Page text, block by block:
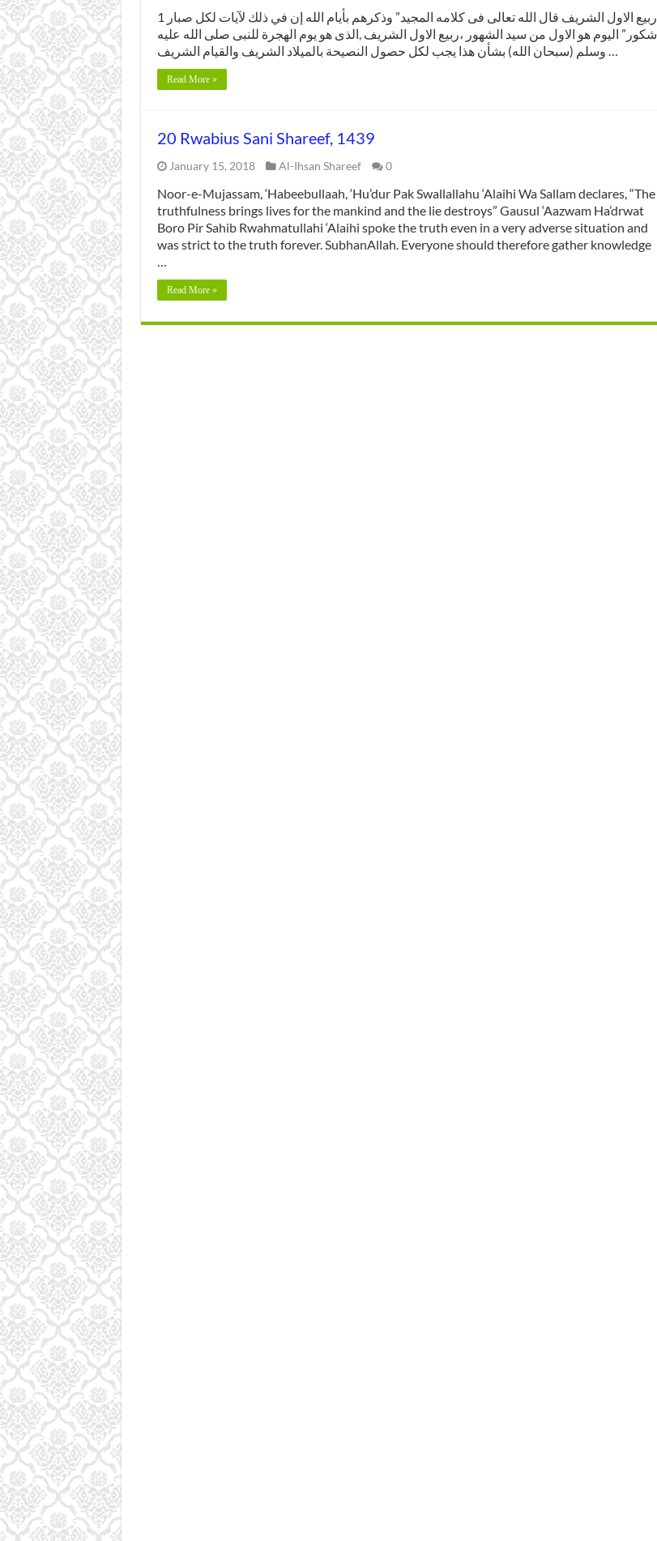
1 ربيع الاول الشريف قال الله تعالى فى كلامه المجيد” وذكرهم بأيام الله إن في ذلك لآيات لكل صبار
شكور” اليوم هو الاول من سيد الشهور ،ربيع الاول الشريف ,الذى هو يوم الهجرة للنبى صلى الله عليه
وسلم (سبحان الله) بشأن هذا يجب لكل حصول النصيحة بالميلاد الشريف والقيام الشريف …
Read More »
20 Rwabius Sani Shareef, 1439
January 15, 2018 Al-Ihsan Shareef 0
Noor-e-Mujassam, ‘Habeebullaah, ‘Hu’dur Pak Swallallahu ‘Alaihi Wa Sallam declares, “The
truthfulness brings lives for the mankind and the lie destroys” Gausul ‘Aazwam Ha’drwat
Boro Pir Sahib Rwahmatullahi ‘Alaihi spoke the truth even in a very adverse situation and
was strict to the truth forever. SubhanAllah. Everyone should therefore gather knowledge
…
Read More »